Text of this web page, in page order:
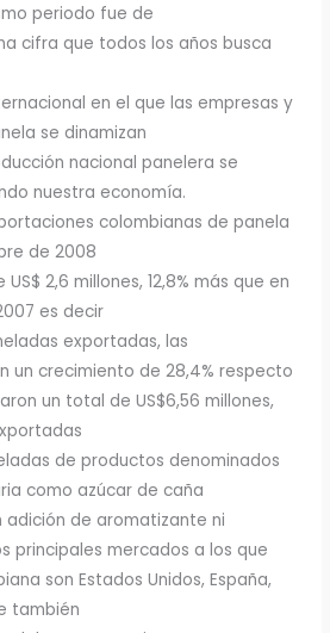
periodo fue de
cifra que todos los años busca
en el que las empresas y
se dinamizan
nacional panelera se
nuestra economía.
colombianas de panela
de 2008
2,6 millones, 12,8% más que en
es decir
exportadas, las
un crecimiento de 28,4% respecto
un total de US$6,56 millones,
de productos denominados
como azúcar de caña
adición de aromatizante ni
principales mercados a los que
son Estados Unidos, España,
también